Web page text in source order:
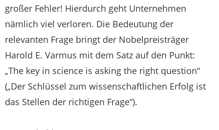
großer Fehler! Hierdurch geht Unternehmen
nämlich viel verloren. Die Bedeutung der
relevanten Frage bringt der Nobelpreisträger
Harold E. Varmus mit dem Satz auf den Punkt:
„The key in science is asking the right question“
(„Der Schlüssel zum wissenschaftlichen Erfolg ist
das Stellen der richtigen Frage“).